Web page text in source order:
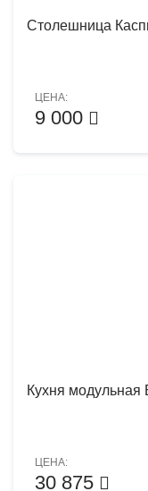
Столешница
ЦЕНА:
9 000
Кухня модульная
ЦЕНА:
30 875